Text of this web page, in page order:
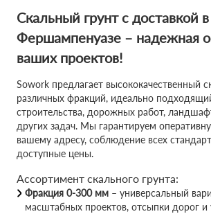
Скальный грунт с доставкой в
Фершампенуазе – надежная
ваших проектов!
Sowork предлагает высококачественный
различных фракций, идеально
строительства, дорожных работ,
других задач. Мы гарантируем
вашему адресу, соблюдение всех
доступные цены.
Ассортимент скального грунта:
Фракция 0-300 мм – универсальный
масштабных проектов, отсыпки дорог и